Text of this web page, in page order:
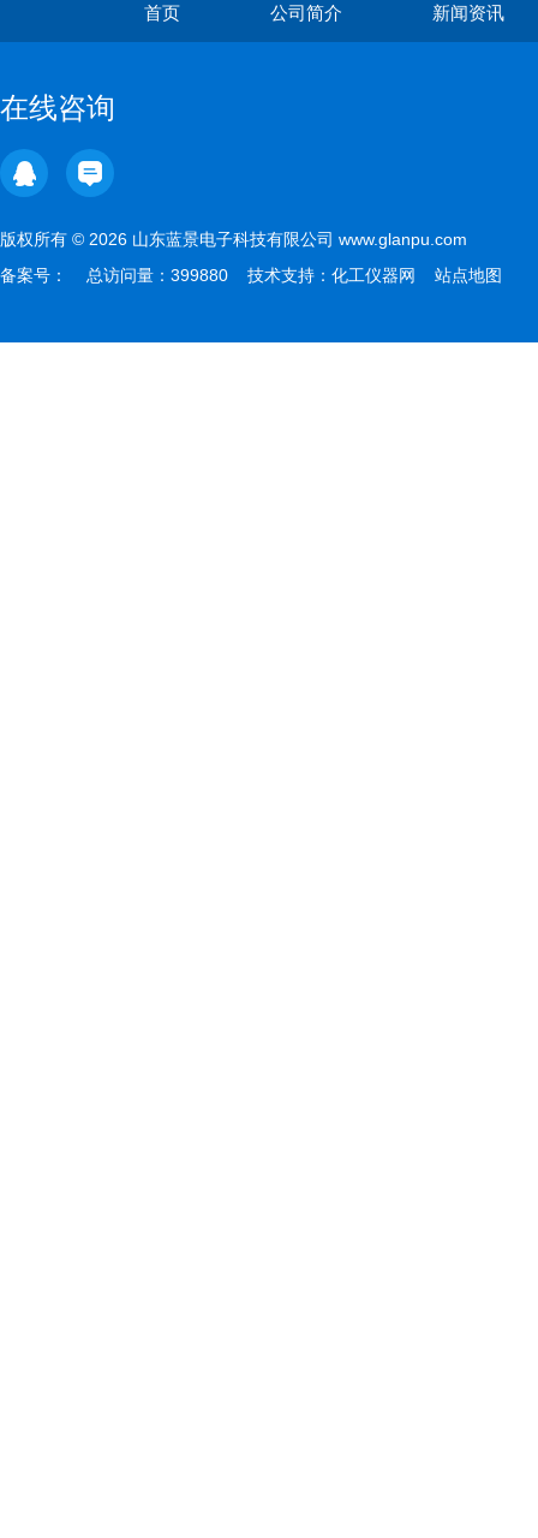
首页 公司简介 新闻资讯
在线咨询
版权所有 © 2026 山东蓝景电子科技有限公司 www.glanpu.com
备案号：
总访问量：399880 技术支持： 化工仪器网 站点地图